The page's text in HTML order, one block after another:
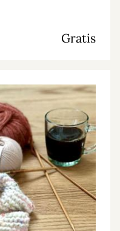
Gratis